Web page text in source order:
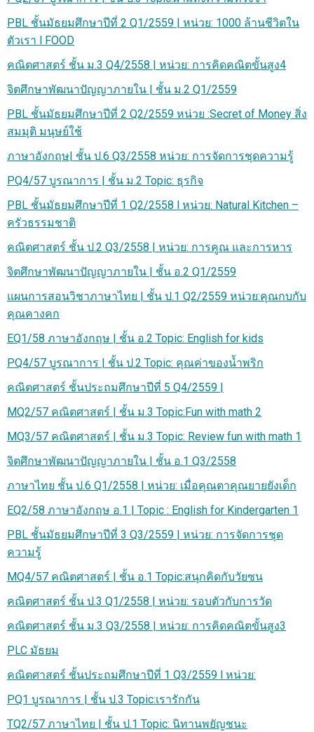
PBL ชั้นมัธยมศึกษาปีที่ 2 Q1/2559 | หน่วย: 1000 ล้านชีวิตใน
ตัวเรา l FOOD
คณิตศาสตร์ ชั้น ม.3 Q4/2558 | หน่วย: การคิดคณิตขั้นสูง4
จิตศึกษาพัฒนาปัญญาภายใน | ชั้น ม.2 Q1/2559
PBL ชั้นมัธยมศึกษาปีที่ 2 Q2/2559 หน่วย :Secret of Money สิ่ง
สมมุติ มนุษย์ใช้
ภาษาอังกฤษ| ชั้น ป.6 Q3/2558 หน่วย: การจัดการชุดความรู้
PQ4/57 บูรณาการ | ชั้น ม.2 Topic: ธุรกิจ
PBL ชั้นมัธยมศึกษาปีที่ 1 Q2/2558 l หน่วย: Natural Kitchen –
ครัวธรรมชาติ
คณิตศาสตร์ ชั้น ป.2 Q3/2558 | หน่วย: การคูณ และการหาร
จิตศึกษาพัฒนาปัญญาภายใน | ชั้น อ.2 Q1/2559
แผนการสอนวิชาภาษาไทย | ชั้น ป.1 Q2/2559 หน่วย:คุณกบกับ
คุณคางคก
EQ1/58 ภาษาอังกฤษ | ชั้น อ.2 Topic: English for kids
PQ4/57 บูรณาการ | ชั้น ป.2 Topic: คุณค่าของน้ำพริก
คณิตศาสตร์ ชั้นประถมศึกษาปีที่ 5 Q4/2559 |
MQ2/57 คณิตศาสตร์ | ชั้น ม.3 Topic:Fun with math 2
MQ3/57 คณิตศาสตร์ | ชั้น ม.3 Topic: Review fun with math 1
จิตศึกษาพัฒนาปัญญาภายใน | ชั้น อ.1 Q3/2558
ภาษาไทย ชั้น ป.6 Q1/2558 | หน่วย: เมื่อคุณตาคุณยายยังเด็ก
EQ2/58 ภาษาอังกฤษ อ.1 | Topic : English for Kindergarten 1
PBL ชั้นมัธยมศึกษาปีที่ 3 Q3/2559 | หน่วย: การจัดการชุด
ความรู้
MQ4/57 คณิตศาสตร์ | ชั้น อ.1 Topic:สนุกคิดกับวัยซน
คณิตศาสตร์ ชั้น ป.3 Q1/2558 | หน่วย: รอบตัวกับการวัด
คณิตศาสตร์ ชั้น ม.3 Q3/2558 | หน่วย: การคิดคณิตขั้นสูง3
PLC มัธยม
คณิตศาสตร์ ชั้นประถมศึกษาปีที่ 1 Q3/2559 l หน่วย:
PQ1 บูรณาการ | ชั้น ป.3 Topic:เรารักกัน
TQ2/57 ภาษาไทย | ชั้น ป.1 Topic: นิทานพยัญชนะ